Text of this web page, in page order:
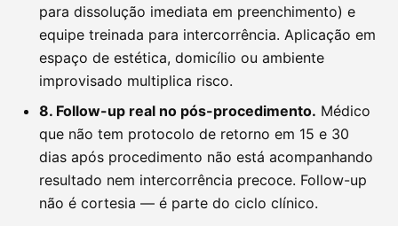
para dissolução imediata em preenchimento) e
equipe treinada para intercorrência. Aplicação em
espaço de estética, domicílio ou ambiente
improvisado multiplica risco.
8. Follow-up real no pós-procedimento. Médico
que não tem protocolo de retorno em 15 e 30
dias após procedimento não está acompanhando
resultado nem intercorrência precoce. Follow-up
não é cortesia — é parte do ciclo clínico.